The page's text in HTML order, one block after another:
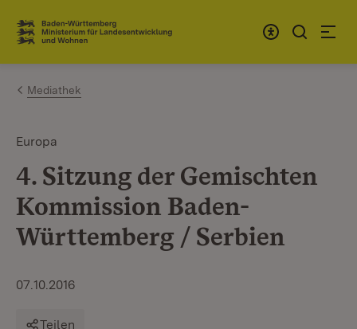
Zum Inhalt springen
Link zur Startseite
Mediathek
Europa
4. Sitzung der Gemischten
Kommission Baden-
Württemberg / Serbien
07.10.2016
Teilen